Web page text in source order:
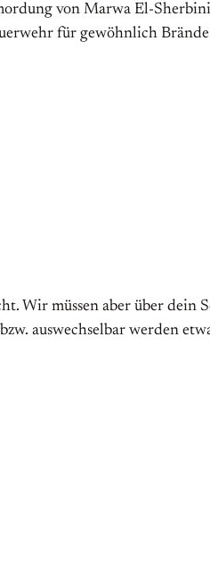
von Marwa El-
für gewöhnlich
Wir müssen aber über dein
auswechselbar werden